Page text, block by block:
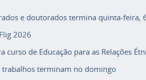
e doutorados termina quinta-feira,
2026
curso de Educação para as Relações
trabalhos terminam no domingo